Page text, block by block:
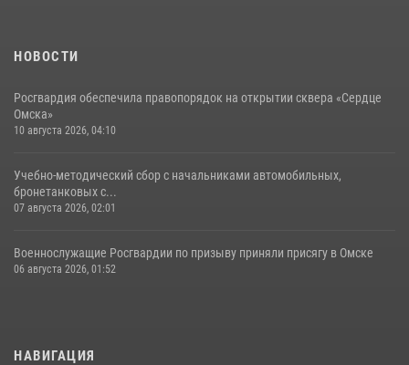
НОВОСТИ
Росгвардия обеспечила правопорядок на открытии сквера «Сердце
Омска»
10 августа 2026, 04:10
Учебно-методический сбор с начальниками автомобильных,
бронетанковых с...
07 августа 2026, 02:01
Военнослужащие Росгвардии по призыву приняли присягу в Омске
06 августа 2026, 01:52
НАВИГАЦИЯ